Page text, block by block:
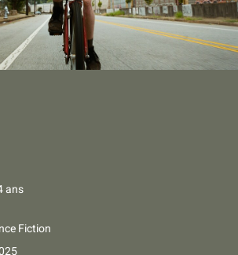
ans
Fiction